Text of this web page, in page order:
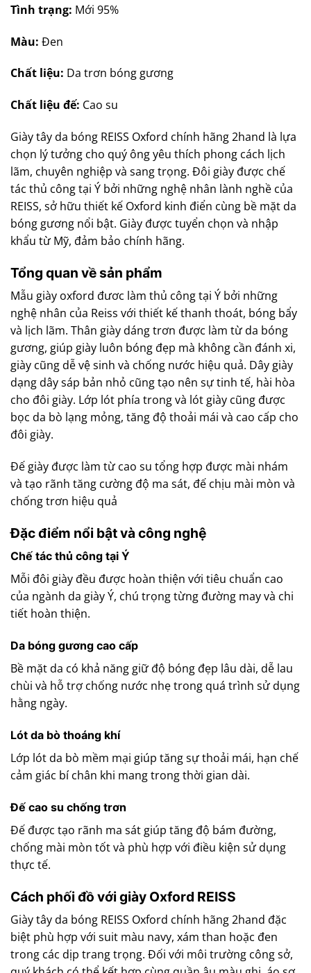
Tình trạng: Mới 95%
Màu: Đen
Chất liệu: Da trơn bóng gương
Chất liệu đế: Cao su
Giày tây da bóng REISS Oxford chính hãng 2hand là lựa
chọn lý tưởng cho quý ông yêu thích phong cách lịch
lãm, chuyên nghiệp và sang trọng. Đôi giày được chế
tác thủ công tại Ý bởi những nghệ nhân lành nghề của
REISS, sở hữu thiết kế Oxford kinh điển cùng bề mặt da
bóng gương nổi bật. Giày được tuyển chọn và nhập
khẩu từ Mỹ, đảm bảo chính hãng.
Tổng quan về sản phẩm
Mẫu giày oxford đươc làm thủ công tại Ý bởi những
nghệ nhân của Reiss với thiết kế thanh thoát, bóng bẩy
và lịch lãm. Thân giày dáng trơn được làm từ da bóng
gương, giúp giày luôn bóng đẹp mà không cần đánh xi,
giày cũng dễ vệ sinh và chống nước hiệu quả. Dây giày
dạng dây sáp bản nhỏ cũng tạo nên sự tinh tế, hài hòa
cho đôi giày. Lớp lót phía trong và lót giày cũng được
bọc da bò lạng mỏng, tăng độ thoải mái và cao cấp cho
đôi giày.
Đế giày được làm từ cao su tổng hợp được mài nhám
và tạo rãnh tăng cường độ ma sát, đế chịu mài mòn và
chống trơn hiệu quả
Đặc điểm nổi bật và công nghệ
Chế tác thủ công tại Ý
Mỗi đôi giày đều được hoàn thiện với tiêu chuẩn cao
của ngành da giày Ý, chú trọng từng đường may và chi
tiết hoàn thiện.
Da bóng gương cao cấp
Bề mặt da có khả năng giữ độ bóng đẹp lâu dài, dễ lau
chùi và hỗ trợ chống nước nhẹ trong quá trình sử dụng
hằng ngày.
Lót da bò thoáng khí
Lớp lót da bò mềm mại giúp tăng sự thoải mái, hạn chế
cảm giác bí chân khi mang trong thời gian dài.
Đế cao su chống trơn
Đế được tạo rãnh ma sát giúp tăng độ bám đường,
chống mài mòn tốt và phù hợp với điều kiện sử dụng
thực tế.
Cách phối đồ với giày Oxford REISS
Giày tây da bóng REISS Oxford chính hãng 2hand đặc
biệt phù hợp với suit màu navy, xám than hoặc đen
trong các dịp trang trọng. Đối với môi trường công sở,